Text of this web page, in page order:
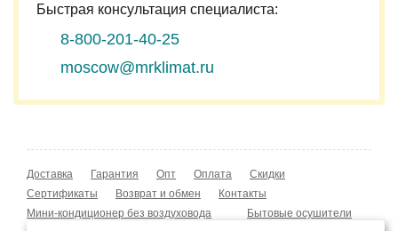
Быстрая консультация специалиста:
8-800-201-40-25
moscow@mrklimat.ru
Доставка Гарантия Опт Оплата
Скидки
Сертификаты
Возврат и обмен
Контакты
Мини-кондиционер без воздуховода
Бытовые осушители